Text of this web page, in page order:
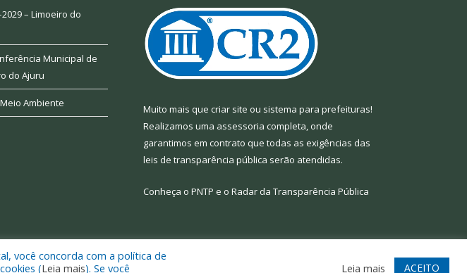
– Limoeiro do
Municipal de
do Ajuru
Ambiente Muito mais que criar site ou sistema para prefeituras!
Realizamos uma assessoria completa, onde
garantimos em contrato que todas as exigências das
leis de transparência pública serão atendidas.
Conheça o PNTP e o Radar da Transparência Pública
Mapa do Site Acessar Webmail
você concorda com a política de
(Leia mais). Se você Leia mais ACEITO